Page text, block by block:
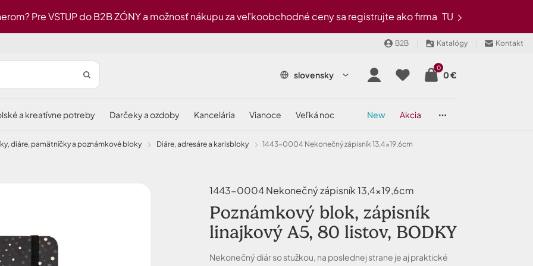
Pre VSTUP do B2B ZÓNY a možnosť nákupu za veľkoobchodné ceny sa registrujte ako firma TU
B2B Katalógy Kontakt
slovensky
0
0 €
a kreatívne potreby darčeky a ozdoby kancelária vianoce veľká noc new akcia
diáre, pamätníčky a poznámkové bloky diáre, adresáre a karisbloky 1443-0004 Nekonečný zápisník 13,4x19,6cm
1443-0004 Nekonečný zápisník 13,4x19,6cm
Poznámkový blok, zápisník
linajkový A5, 80 listov, BODKY
Nekonečný diár so stužkou, na poslednej strane je aj praktické